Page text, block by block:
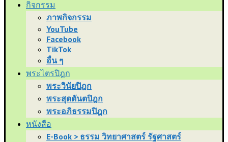
กิจกรรม
ภาพกิจกรรม
YouTube
Facebook
TikTok
อื่น ๆ
พระไตรปิฎก
พระวินัยปิฎก
พระสุตตันตปิฎก
พระอภิธรรมปิฎก
หนังสือ
E-Book > ธรรม วิทยาศาสตร์ รัฐศาสตร์